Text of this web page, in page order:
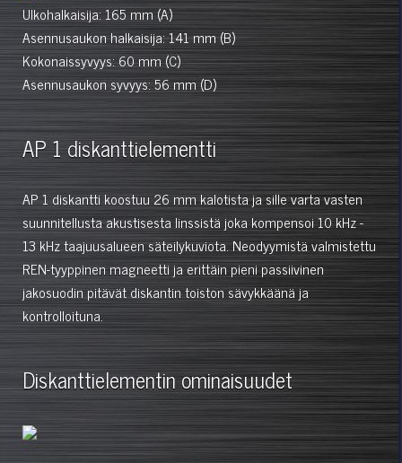
Ulkohalkaisija: 165 mm (A)
Asennusaukon halkaisija: 141 mm (B)
Kokonaissyvyys: 60 mm (C)
Asennusaukon syvyys: 56 mm (D)
AP 1 diskanttielementti
AP 1 diskantti koostuu 26 mm kalotista ja sille varta vasten
suunnitellusta akustisesta linssistä joka kompensoi 10 kHz -
13 kHz taajuusalueen säteilykuviota. Neodyymistä valmistettu
REN-tyyppinen magneetti ja erittäin pieni passiivinen
jakosuodin pitävät diskantin toiston sävykkäänä ja
kontrolloituna.
Diskanttielementin ominaisuudet